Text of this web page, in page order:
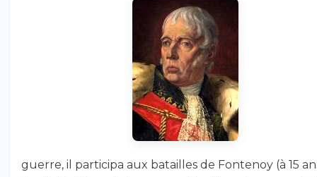
guerre, il participa aux batailles de Fontenoy (à 15